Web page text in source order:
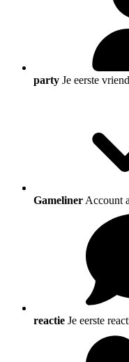
party Je eerste
Gameliner Account
reactie Je eerste